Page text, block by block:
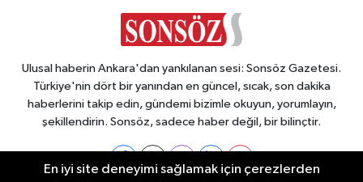
Ulusal haberin Ankara'dan yankılanan sesi: Sonsöz Gazetesi.
Türkiye'nin dört bir yanından en güncel, sıcak, son dakika
haberlerini takip edin, gündemi bizimle okuyun, yorumlayın,
şekillendirin. Sonsöz, sadece haber değil, bir bilinçtir.
En iyi site deneyimi sağlamak için çerezlerden